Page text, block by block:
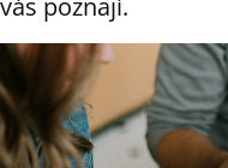
vás poznají.